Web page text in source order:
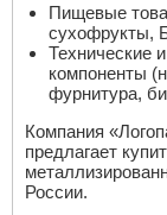
Пищевые
сухофрукты,
Технические
компоненты
фурнитура,
Компания
предлагает
России.